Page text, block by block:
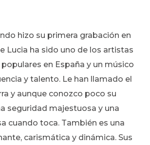
hizo su primera grabación en
Lucia ha sido uno de los artistas
en España y un músico
y talento. Le han llamado el
y aunque conozco poco su
seguridad majestuosa y una
cuando toca. También es una
carismática y dinámica. Sus